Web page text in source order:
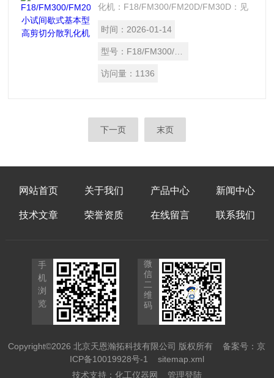
化机：F18/FM300/FM20D/FM30D：见
级变速，高精度数显，强扭矩输出。双定
子结构，成倍增加剪切效果；配备多种形
重安全保护。 适用工艺：适用于中批
时间： 2026-01-14
型号： F18/FM300/FM20D/FM30D
访问量： 1136
下一页 末页
网站首页 关于我们 产品中心 新闻中心
技术文章 荣誉资质 在线留言 联系我们
手
机
浏
览
微
信
二
维
码
Copyright©2026 北京天恩瀚拓科技有限公司 版权所有备案号：京
ICP备10019928号-1
sitemap.xml
技术支持： 化工仪器网 管理登陆